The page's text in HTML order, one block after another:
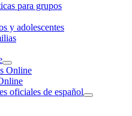
para grupos
y adolescentes
Online
oficiales de español